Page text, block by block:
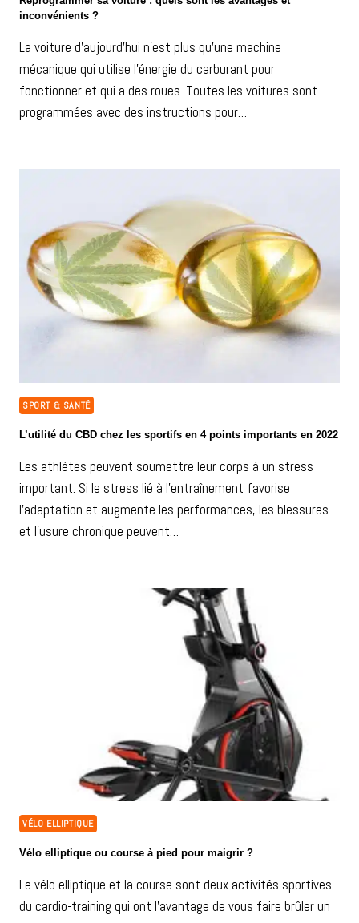
inconvénients ?
La voiture d’aujourd’hui n’est plus qu’une machine
mécanique qui utilise l’énergie du carburant pour
fonctionner et qui a des roues. Toutes les voitures sont
programmées avec des instructions pour…
SPORT & SANTÉ
L’utilité du CBD chez les sportifs en 4 points importants en 2022
Les athlètes peuvent soumettre leur corps à un stress
important. Si le stress lié à l’entraînement favorise
l’adaptation et augmente les performances, les blessures
et l’usure chronique peuvent…
VÉLO ELLIPTIQUE
Vélo elliptique ou course à pied pour maigrir ?
Le vélo elliptique et la course sont deux activités sportives
du cardio-training qui ont l’avantage de vous faire brûler un